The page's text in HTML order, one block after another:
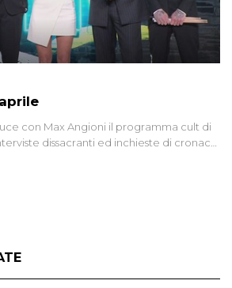
con Max Angioni il programma cult di
dissacranti ed inchieste di cronaca